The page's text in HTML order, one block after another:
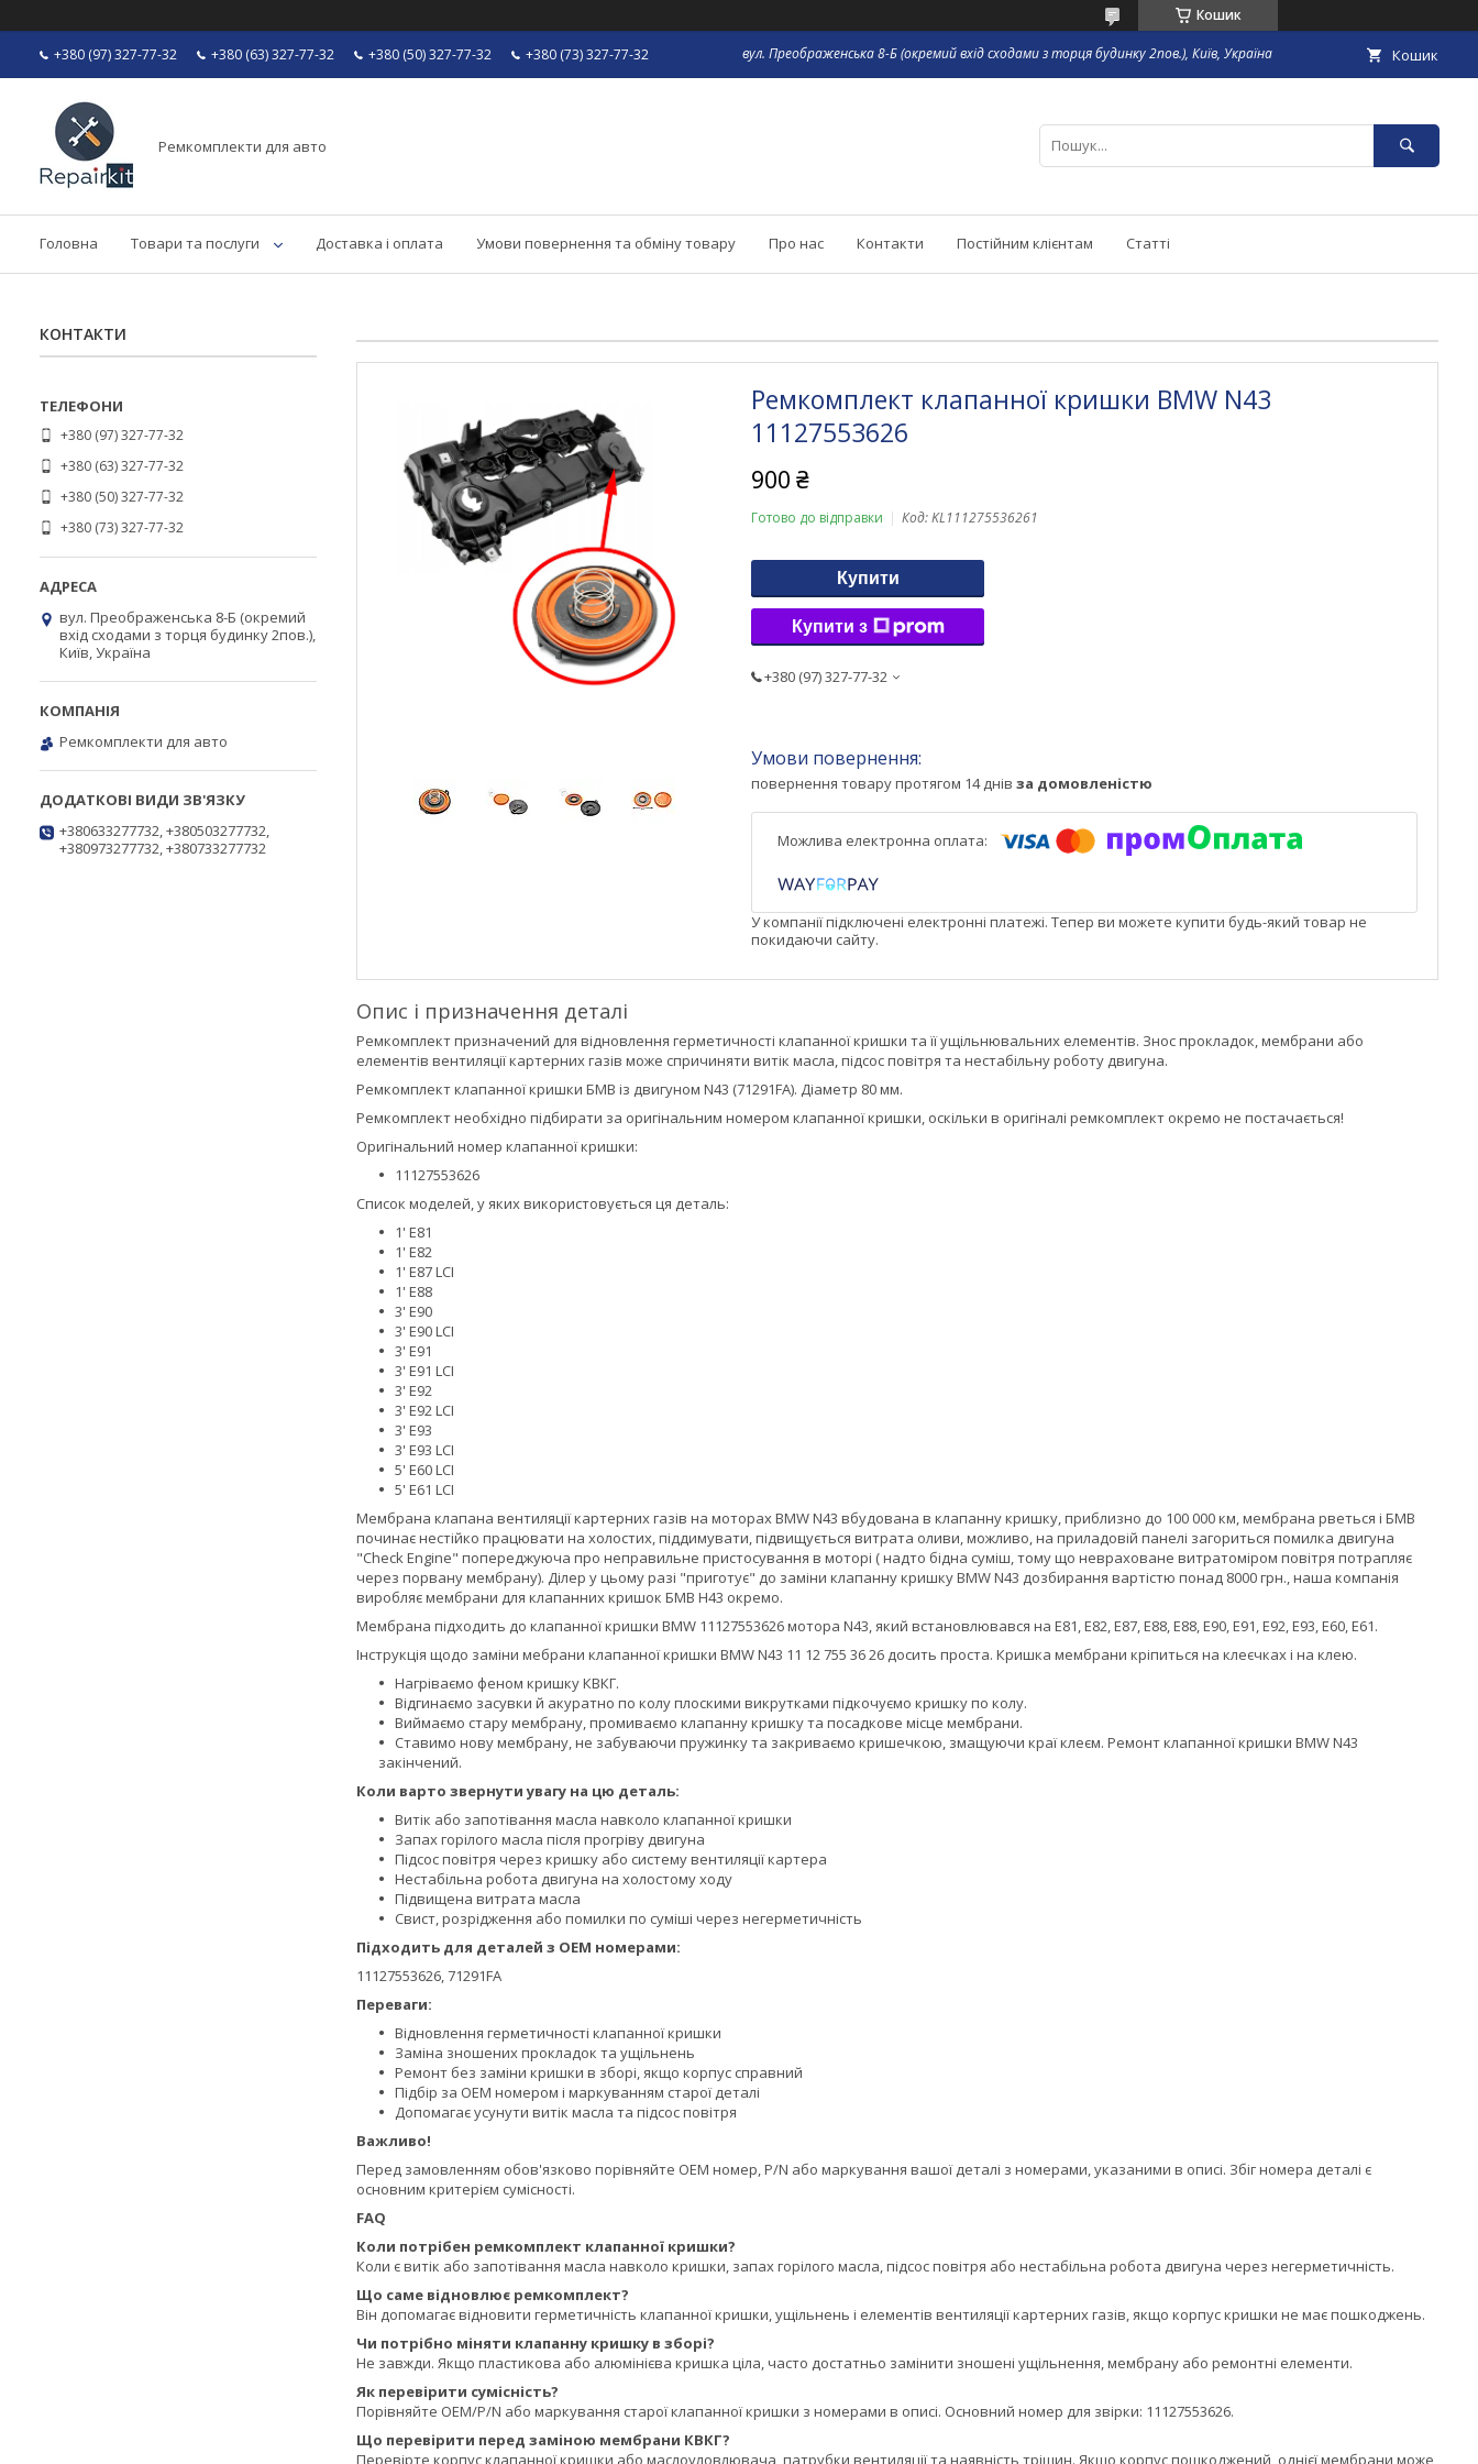
Кошик
+380 (97) 327-77-32 +380 (63) 327-77-32 +380 (50) 327-77-32 +380 (73) 327-77-32 вул. Преображенська 8-Б (окремий вхід сходами з торця будинку 2пов.), Київ, Україна Кошик
Ремкомплекти для авто
Головна Товари та послуги Доставка і оплата Умови повернення та обміну товару Про нас Контакти Постійним клієнтам Статті
Ремкомплект клапанної кришки BMW N43
11127553626
900 ₴
Готово до відправки Код:KL111275536261
Купити
Купити з
+380 (97) 327-77-32
повернення товару протягом 14 днів за домовленістю
У компанії підключені електронні платежі. Тепер ви можете купити будь-який товар не
покидаючи сайту.
Опис і призначення деталі
Ремкомплект призначений для відновлення герметичності клапанної кришки та її ущільнювальних елементів. Знос прокладок, мембрани або
елементів вентиляції картерних газів може спричиняти витік масла, підсос повітря та нестабільну роботу двигуна.
Ремкомплект клапанної кришки БМВ із двигуном N43 (71291FA). Діаметр 80 мм.
Ремкомплект необхідно підбирати за оригінальним номером клапанної кришки, оскільки в оригіналі ремкомплект окремо не постачається!
Оригінальний номер клапанної кришки:
11127553626
Список моделей, у яких використовується ця деталь:
1' E81
1' E82
1' E87 LCI
1' E88
3' E90
3' E90 LCI
3' E91
3' E91 LCI
3' E92
3' E92 LCI
3' E93
3' E93 LCI
5' E60 LCI
5' E61 LCI
Мембрана клапана вентиляції картерних газів на моторах BMW N43 вбудована в клапанну кришку, приблизно до 100 000 км, мембрана рветься і БМВ
починає нестійко працювати на холостих, піддимувати, підвищується витрата оливи, можливо, на приладовій панелі загориться помилка двигуна
"Check Engine" попереджуюча про неправильне пристосування в моторі ( надто бідна суміш, тому що невраховане витратоміром повітря потрапляє
через порвану мембрану). Ділер у цьому разі "приготує" до заміни клапанну кришку BMW N43 дозбирання вартістю понад 8000 грн., наша компанія
виробляє мембрани для клапанних кришок БМВ Н43 окремо.
Мембрана підходить до клапанної кришки BMW 11127553626 мотора N43, який встановлювався на E81, E82, E87, E88, E88, E90, E91, E92, E93, E60, E61.
Інструкція щодо заміни мебрани клапанної кришки BMW N43 11 12 755 36 26 досить проста. Кришка мембрани кріпиться на клеєчках і на клею.
Нагріваємо феном кришку КВКГ.
Відгинаємо засувки й акуратно по колу плоскими викрутками підкочуємо кришку по колу.
Виймаємо стару мембрану, промиваємо клапанну кришку та посадкове місце мембрани.
Ставимо нову мембрану, не забуваючи пружинку та закриваємо кришечкою, змащуючи краї клеєм. Ремонт клапанної кришки BMW N43
закінчений.
Коли варто звернути увагу на цю деталь:
Витік або запотівання масла навколо клапанної кришки
Запах горілого масла після прогріву двигуна
Підсос повітря через кришку або систему вентиляції картера
Нестабільна робота двигуна на холостому ходу
Підвищена витрата масла
Свист, розрідження або помилки по суміші через негерметичність
Підходить для деталей з OEM номерами:
11127553626, 71291FA
Переваги:
Відновлення герметичності клапанної кришки
Заміна зношених прокладок та ущільнень
Ремонт без заміни кришки в зборі, якщо корпус справний
Підбір за OEM номером і маркуванням старої деталі
Допомагає усунути витік масла та підсос повітря
Важливо!
Перед замовленням обов'язково порівняйте OEM номер, P/N або маркування вашої деталі з номерами, указаними в описі. Збіг номера деталі є
основним критерієм сумісності.
FAQ
Коли потрібен ремкомплект клапанної кришки?
Коли є витік або запотівання масла навколо кришки, запах горілого масла, підсос повітря або нестабільна робота двигуна через негерметичність.
Що саме відновлює ремкомплект?
Він допомагає відновити герметичність клапанної кришки, ущільнень і елементів вентиляції картерних газів, якщо корпус кришки не має пошкоджень.
Чи потрібно міняти клапанну кришку в зборі?
Не завжди. Якщо пластикова або алюмінієва кришка ціла, часто достатньо замінити зношені ущільнення, мембрану або ремонтні елементи.
Як перевірити сумісність?
Порівняйте OEM/P/N або маркування старої клапанної кришки з номерами в описі. Основний номер для звірки: 11127553626.
Що перевірити перед заміною мембрани КВКГ?
Перевірте корпус клапанної кришки або маслоуловлювача, патрубки вентиляції та наявність тріщин. Якщо корпус пошкоджений, однієї мембрани може
КОНТАКТИ
+380 (97) 327-77-32
+380 (63) 327-77-32
+380 (50) 327-77-32
+380 (73) 327-77-32
вул. Преображенська 8-Б (окремий
вхід сходами з торця будинку 2пов.),
Київ, Україна
Ремкомплекти для авто
+380633277732, +380503277732,
+380973277732, +380733277732